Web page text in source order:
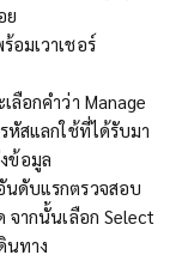
ย
อมเวาเชอร์
เลือกคำว่า Manage
หัสแลกใช้ที่ได้รับมา
ข้อมูล
นดับแรกตรวจสอบ
จากนั้นเลือก Select
นทาง